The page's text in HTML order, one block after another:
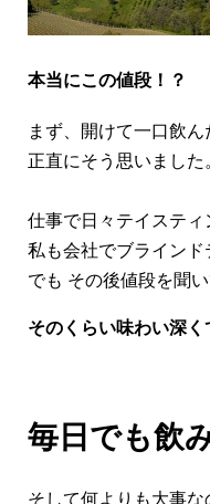
本当にこの値段！？
まず、開けて一口飲
正直にそう思いました
仕事で日々テイステ
私も会社でブライン
でも その後値段を聞
そのくらい味わい深く
毎日でも飲
そして何よりも大事